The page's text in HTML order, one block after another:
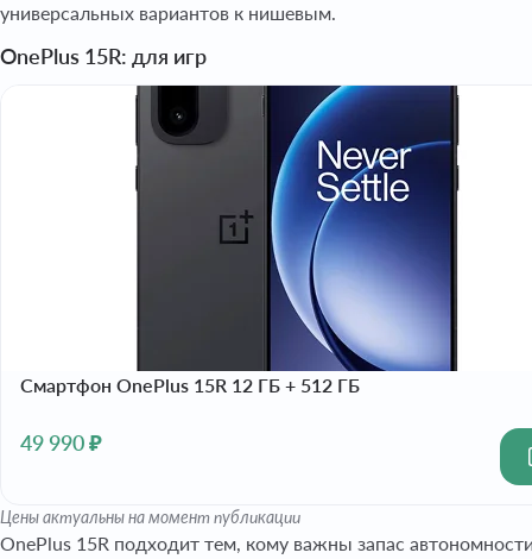
универсальных вариантов к нишевым.
OnePlus 15R: для игр
Смартфон OnePlus 15R 12 ГБ + 512 ГБ
49 990 ₽
Цены актуальны на момент публикации
OnePlus 15R подходит тем, кому важны запас